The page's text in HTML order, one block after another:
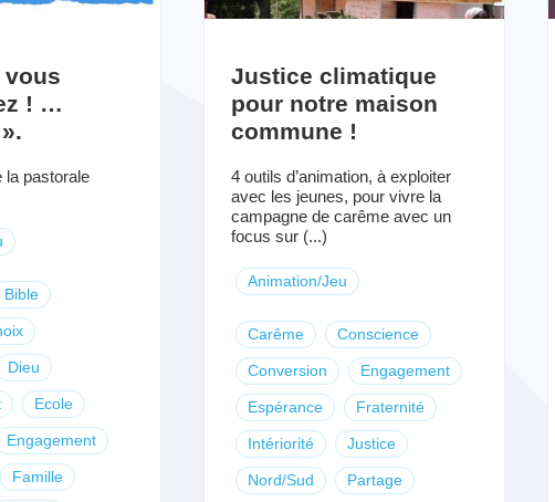
vous
! …
la pastorale
Bible
Dieu
Ecole
Engagement
Famille
Justice climatique
pour notre maison
commune !
4 outils d’animation, à exploiter
avec les jeunes, pour vivre la
campagne de carême avec un
focus sur (...)
Animation/Jeu
Carême Conscience
Conversion Engagement
Espérance Fraternité
Intériorité Justice
Nord/Sud Partage